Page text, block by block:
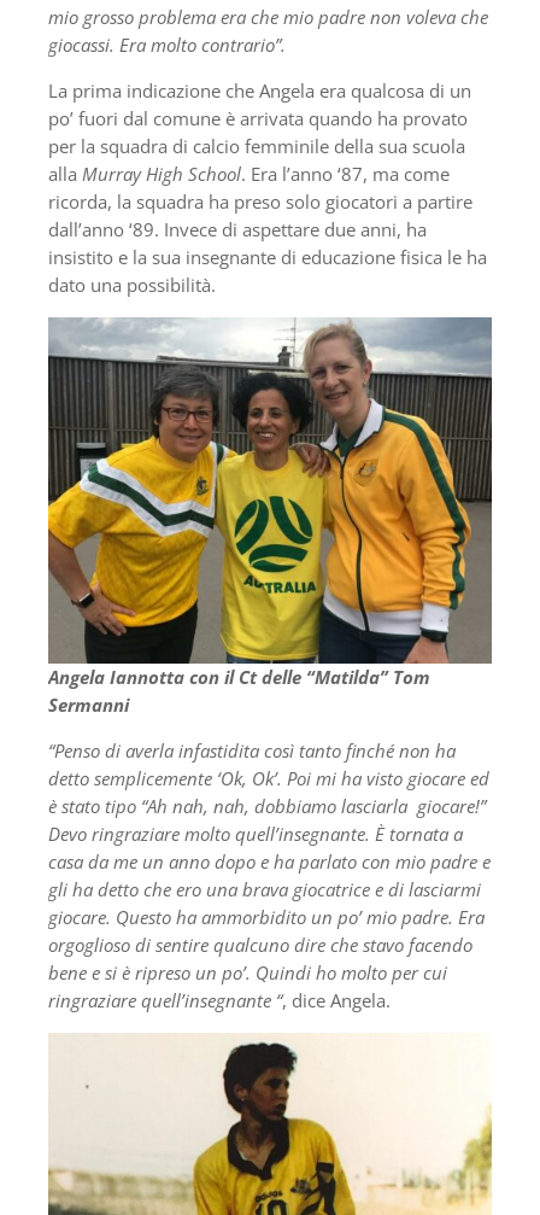
mio grosso problema era che mio padre non voleva che
giocassi. Era molto contrario”.
La prima indicazione che Angela era qualcosa di un
po’ fuori dal comune è arrivata quando ha provato
per la squadra di calcio femminile della sua scuola
alla Murray High School. Era l’anno ‘87, ma come
ricorda, la squadra ha preso solo giocatori a partire
dall’anno ‘89. Invece di aspettare due anni, ha
insistito e la sua insegnante di educazione fisica le ha
dato una possibilità.
Angela Iannotta con il Ct delle “Matilda” Tom
Sermanni
“Penso di averla infastidita così tanto finché non ha
detto semplicemente ‘Ok, Ok’. Poi mi ha visto giocare ed
è stato tipo “Ah nah, nah, dobbiamo lasciarla giocare!”
Devo ringraziare molto quell’insegnante. È tornata a
casa da me un anno dopo e ha parlato con mio padre e
gli ha detto che ero una brava giocatrice e di lasciarmi
giocare. Questo ha ammorbidito un po’ mio padre. Era
orgoglioso di sentire qualcuno dire che stavo facendo
bene e si è ripreso un po’. Quindi ho molto per cui
ringraziare quell’insegnante “, dice Angela.